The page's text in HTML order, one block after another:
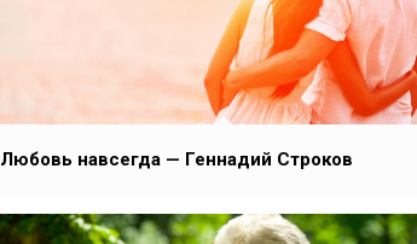
Любовь навсегда — Геннадий Строков